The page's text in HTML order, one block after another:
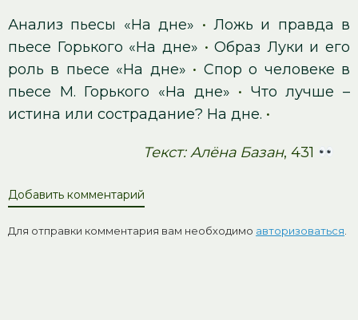
Анализ пьесы «На дне» • Ложь и правда в
пьесе Горького «На дне» •Образ Луки и его
роль в пьесе «На дне» • Спор о человеке в
пьесе М. Горького «На дне» • Что лучше –
истина или сострадание? На дне. •
Текст: Алёна Базан, 431
Добавить комментарий
Для отправки комментария вам необходимо авторизоваться